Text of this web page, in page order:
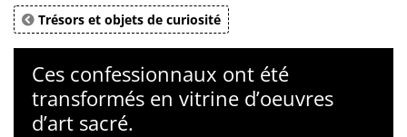
Trésors et objets de curiosité
Ces confessionnaux ont été
transformés en vitrine d’oeuvres
d’art sacré.